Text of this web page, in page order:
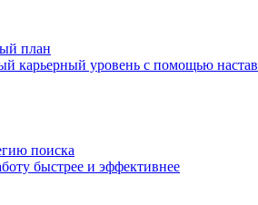
план
карьерный уровень с помощью
поиска
быстрее и эффективнее